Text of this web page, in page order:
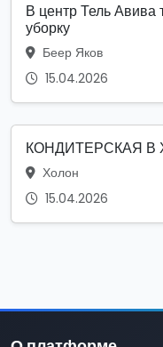
В центр Тель Авива
уборку
Беер Яков
15.04.2026
КОНДИТЕРСКАЯ В
Холон
15.04.2026